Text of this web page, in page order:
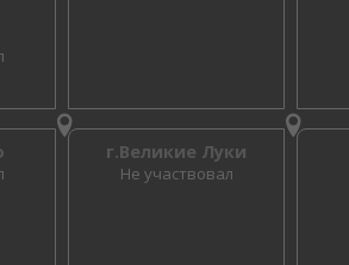
г.Великие Луки
Не участвовал